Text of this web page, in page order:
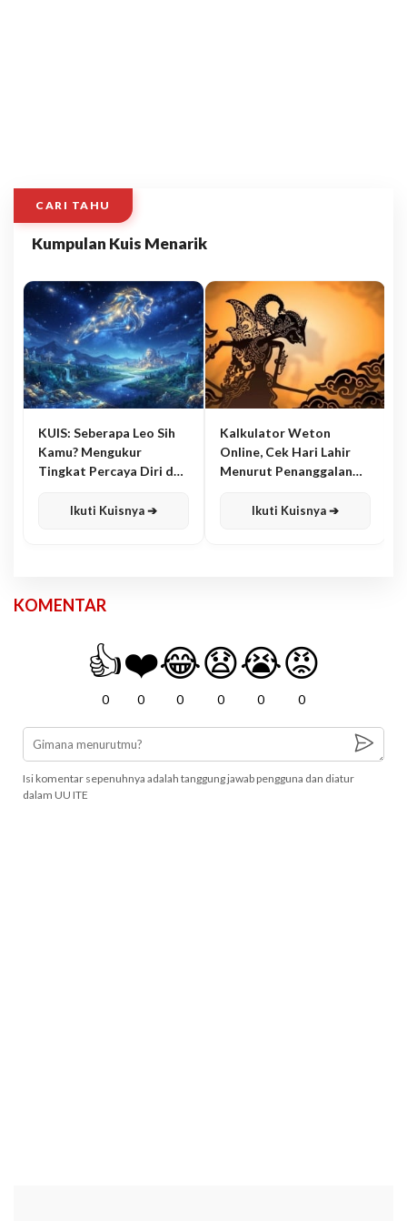
CARI TAHU
Kumpulan Kuis Menarik
KUIS: Seberapa Leo Sih
Kamu? Mengukur
Tingkat Percaya Diri dan
Ikuti Kuisnya ➔
Kalkulator Weton
Online, Cek Hari Lahir
Menurut Penanggalan
Ikuti Kuisnya ➔
KOMENTAR
👍
0
❤️
0
😂
0
😧
0
😭
0
😡
0
Isi komentar sepenuhnya adalah tanggung jawab pengguna dan diatur
dalam UU ITE